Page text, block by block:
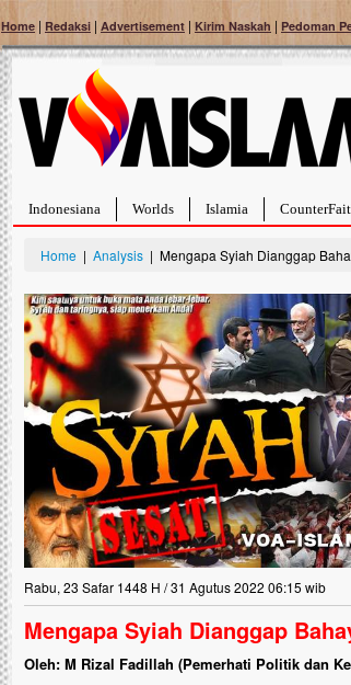
Home | Redaksi | Advertisement | Kirim Naskah | Pedoman
Indonesiana Worlds Islamia
Home | Analysis | Mengapa Syiah Dianggap
Rabu, 23 Safar 1448 H / 31 Agutus 2022 06:15 wib
Mengapa Syiah Dianggap
Oleh: M Rizal Fadillah (Pemerhati Politik dan
Bantu Naura, Balita Hebat
Tumor Pembuluh Darah
Hidup Naura Salsabila dipenuhi
rintangan yang sangat berat.
berusia sepuluh bulan, bayi
menghadapi penyakit yang
pembuluh darah berukuran...